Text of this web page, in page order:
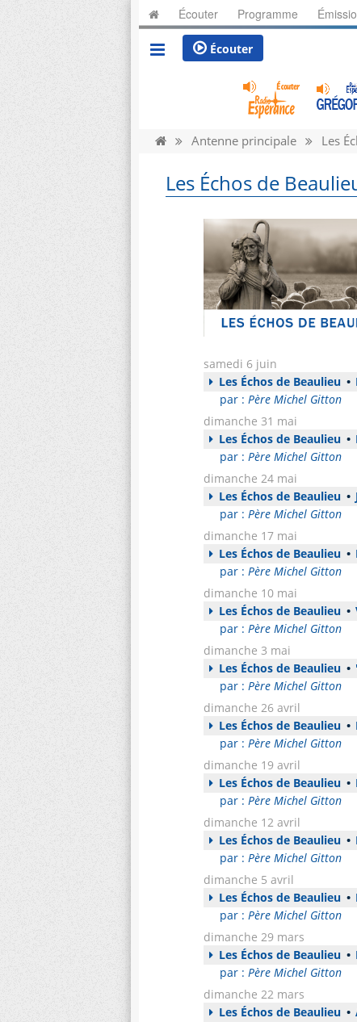
Écouter Programme
Écouter
Antenne principale Les
Les Échos de
samedi 6 juin
Les Échos de Beaulieu •
par : Père Michel Gitton
dimanche 31 mai
Les Échos de Beaulieu •
par : Père Michel Gitton
dimanche 24 mai
Les Échos de Beaulieu •
par : Père Michel Gitton
dimanche 17 mai
Les Échos de Beaulieu •
par : Père Michel Gitton
dimanche 10 mai
Les Échos de Beaulieu •
par : Père Michel Gitton
dimanche 3 mai
Les Échos de Beaulieu •
par : Père Michel Gitton
dimanche 26 avril
Les Échos de Beaulieu •
par : Père Michel Gitton
dimanche 19 avril
Les Échos de Beaulieu •
par : Père Michel Gitton
dimanche 12 avril
Les Échos de Beaulieu •
par : Père Michel Gitton
dimanche 5 avril
Les Échos de Beaulieu •
par : Père Michel Gitton
dimanche 29 mars
Les Échos de Beaulieu •
par : Père Michel Gitton
dimanche 22 mars
Les Échos de Beaulieu •